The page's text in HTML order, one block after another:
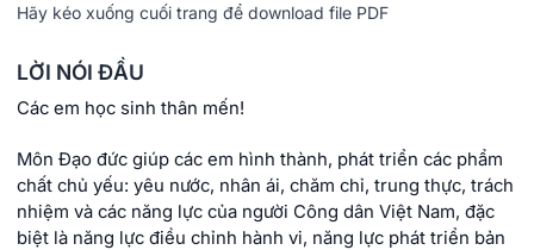
Hãy kéo xuống cuối trang để download file PDF
LỜI NÓI ĐẦU
Các em học sinh thân mến!
Môn Đạo đức giúp các em hình thành, phát triển các phẩm
chất chủ yếu: yêu nước, nhân ái, chăm chỉ, trung thực, trách
nhiệm và các năng lực của người Công dân Việt Nam, đặc
biệt là năng lực điều chỉnh hành vi, năng lực phát triển bản